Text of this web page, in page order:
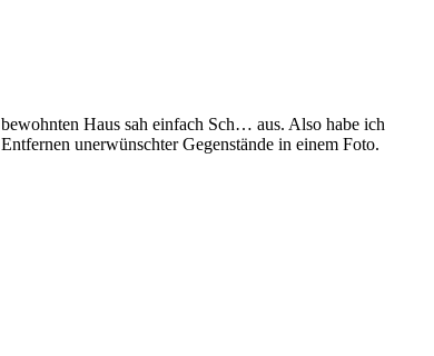
Haus sah einfach Sch… aus. Also habe ich
unerwünschter Gegenstände in einem Foto.